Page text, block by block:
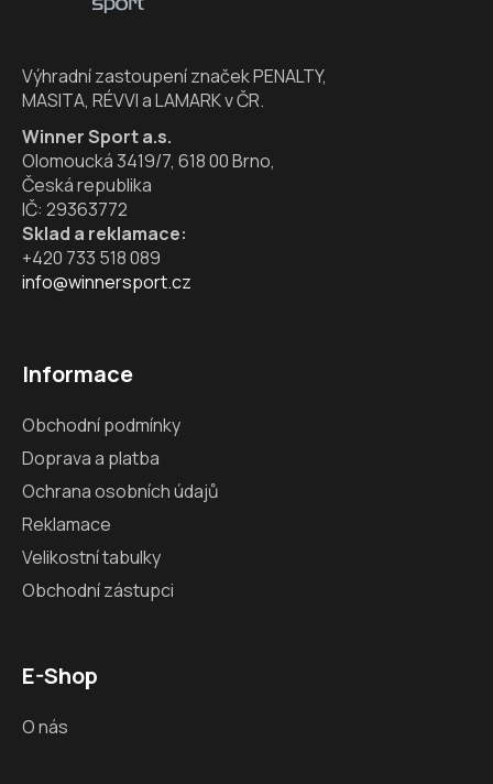
Výhradní zastoupení značek PENALTY,
MASITA, RÉVVI a LAMARK v ČR.
Winner Sport a.s.
Olomoucká 3419/7, 618 00 Brno,
Česká republika
IČ: 29363772
Sklad a reklamace:
+420 733 518 089
info@winnersport.cz
Informace
Obchodní podmínky
Doprava a platba
Ochrana osobních údajů
Reklamace
Velikostní tabulky
Obchodní zástupci
E-Shop
O nás